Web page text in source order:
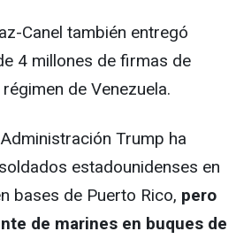
Canel también entregó
4 millones de firmas de
de Venezuela.
Trump ha
estadounidenses en
bases de Puerto Rico, pero
de marines en buques de